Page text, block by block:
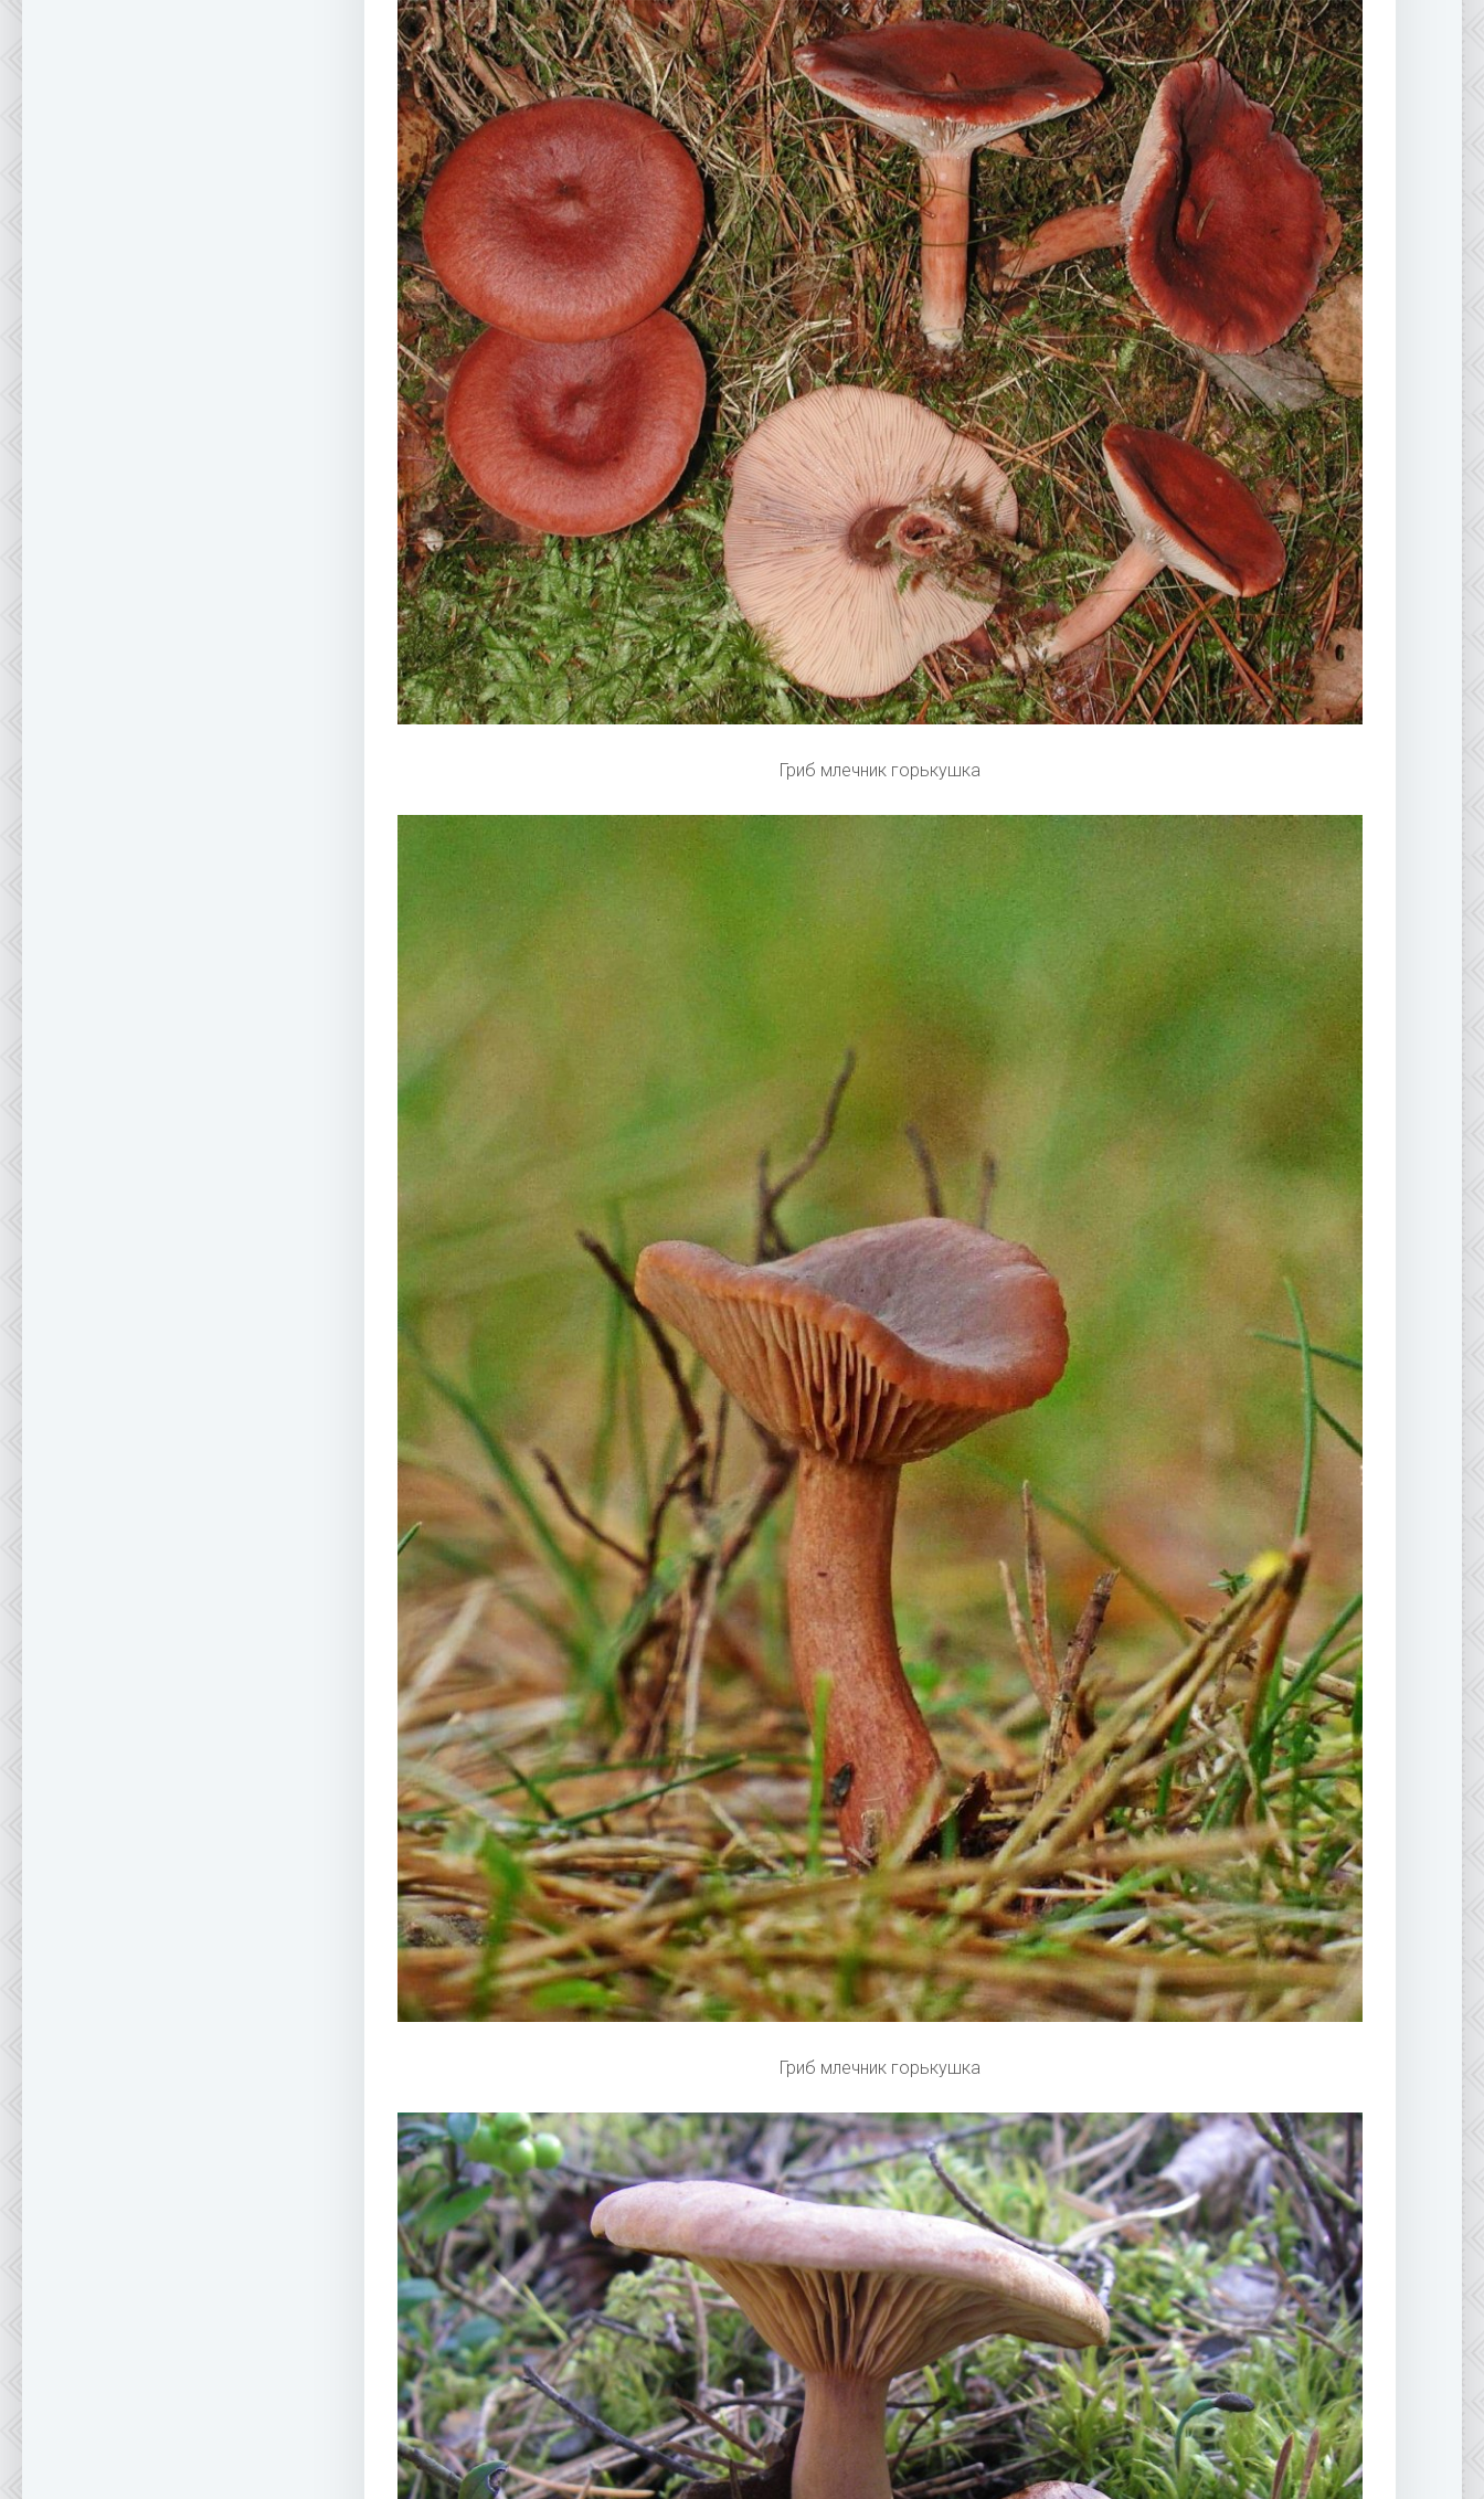
Гриб млечник горькушка
Гриб млечник горькушка